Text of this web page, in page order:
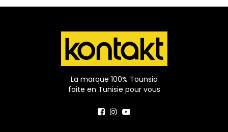
La marque 100% Tounsia
faite en Tunisie pour vous